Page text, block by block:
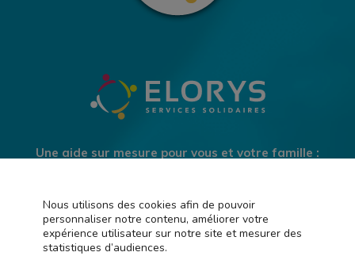
Une aide sur mesure pour vous et votre famille :
Depuis 30 ans, nous intervenons sur toutes les Côtes
d’Armor à partir d’une heure, sans engagement !
Nous utilisons des cookies afin de pouvoir
personnaliser notre contenu, améliorer votre
expérience utilisateur sur notre site et mesurer des
statistiques d’audiences.